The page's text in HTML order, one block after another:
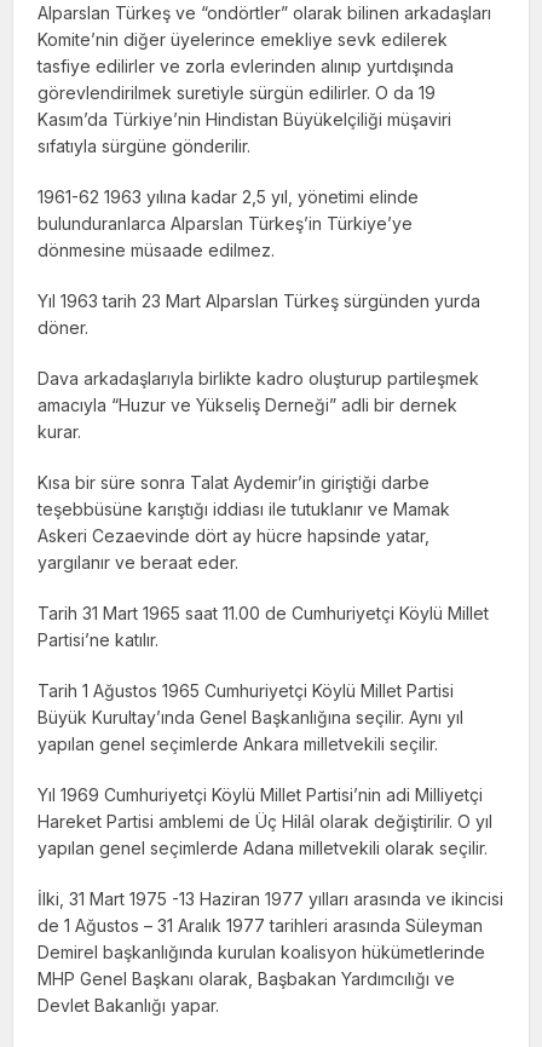
Alparslan Türkeş ve “ondörtler” olarak bilinen arkadaşları
Komite’nin diğer üyelerince emekliye sevk edilerek
tasfiye edilirler ve zorla evlerinden alınıp yurtdışında
görevlendirilmek suretiyle sürgün edilirler. O da 19
Kasım’da Türkiye’nin Hindistan Büyükelçiliği müşaviri
sıfatıyla sürgüne gönderilir.
1961-62 1963 yılına kadar 2,5 yıl, yönetimi elinde
bulunduranlarca Alparslan Türkeş’in Türkiye’ye
dönmesine müsaade edilmez.
Yıl 1963 tarih 23 Mart Alparslan Türkeş sürgünden yurda
döner.
Dava arkadaşlarıyla birlikte kadro oluşturup partileşmek
amacıyla “Huzur ve Yükseliş Derneği” adli bir dernek
kurar.
Kısa bir süre sonra Talat Aydemir’in giriştiği darbe
teşebbüsüne karıştığı iddiası ile tutuklanır ve Mamak
Askeri Cezaevinde dört ay hücre hapsinde yatar,
yargılanır ve beraat eder.
Tarih 31 Mart 1965 saat 11.00 de Cumhuriyetçi Köylü Millet
Partisi’ne katılır.
Tarih 1 Ağustos 1965 Cumhuriyetçi Köylü Millet Partisi
Büyük Kurultay’ında Genel Başkanlığına seçilir. Aynı yıl
yapılan genel seçimlerde Ankara milletvekili seçilir.
Yıl 1969 Cumhuriyetçi Köylü Millet Partisi’nin adi Milliyetçi
Hareket Partisi amblemi de Üç Hilâl olarak değiştirilir. O yıl
yapılan genel seçimlerde Adana milletvekili olarak seçilir.
İlki, 31 Mart 1975 -13 Haziran 1977 yılları arasında ve ikincisi
de 1 Ağustos – 31 Aralık 1977 tarihleri arasında Süleyman
Demirel başkanlığında kurulan koalisyon hükümetlerinde
MHP Genel Başkanı olarak, Başbakan Yardımcılığı ve
Devlet Bakanlığı yapar.